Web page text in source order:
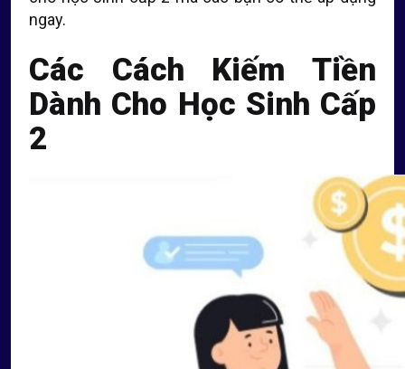
ngay.
Các Cách Kiếm Tiền
Dành Cho Học Sinh Cấp
2